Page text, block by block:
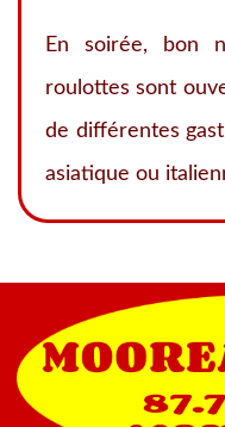
En soirée, bon
roulottes sont
de différentes
asiatique ou